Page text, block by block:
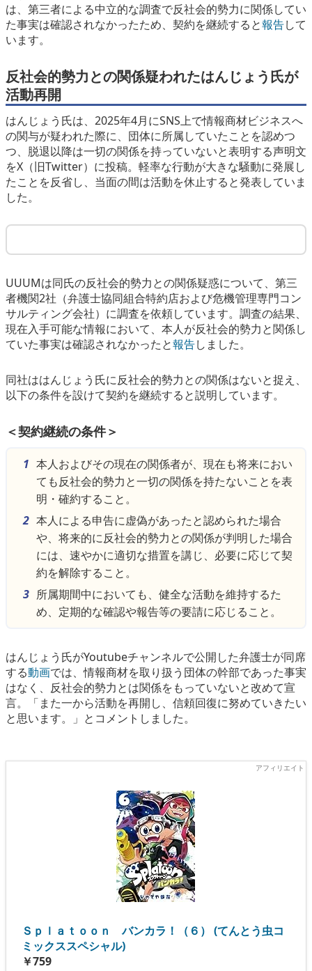
は、第三者による中立的な調査で反社会的勢力に関係してい
た事実は確認されなかったため、契約を継続すると報告して
います。
反社会的勢力との関係疑われたはんじょう氏が
活動再開
はんじょう氏は、2025年4月にSNS上で情報商材ビジネスへ
の関与が疑われた際に、団体に所属していたことを認めつ
つ、脱退以降は一切の関係を持っていないと表明する声明文
をX（旧Twitter）に投稿。軽率な行動が大きな騒動に発展し
たことを反省し、当面の間は活動を休止すると発表していま
した。
UUUMは同氏の反社会的勢力との関係疑惑について、第三
者機関2社（弁護士協同組合特約店および危機管理専門コン
サルティング会社）に調査を依頼しています。調査の結果、
現在入手可能な情報において、本人が反社会的勢力と関係し
ていた事実は確認されなかったと報告しました。
同社ははんじょう氏に反社会的勢力との関係はないと捉え、
以下の条件を設けて契約を継続すると説明しています。
＜契約継続の条件＞
本人およびその現在の関係者が、現在も将来におい
ても反社会的勢力と一切の関係を持たないことを表
明・確約すること。
本人による申告に虚偽があったと認められた場合
や、将来的に反社会的勢力との関係が判明した場合
には、速やかに適切な措置を講じ、必要に応じて契
約を解除すること。
所属期間中においても、健全な活動を維持するた
め、定期的な確認や報告等の要請に応じること。
はんじょう氏がYoutubeチャンネルで公開した弁護士が同席
する動画では、情報商材を取り扱う団体の幹部であった事実
はなく、反社会的勢力とは関係をもっていないと改めて宣
言。「また一から活動を再開し、信頼回復に努めていきたい
と思います。」とコメントしました。
Ｓｐｌａｔｏｏｎ バンカラ！（６） (てんとう虫コ
ミックススペシャル)
￥759